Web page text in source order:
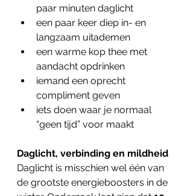
paar minuten daglicht
een paar keer diep in- en
langzaam uitademen
een warme kop thee met
aandacht opdrinken
iemand een oprecht
compliment geven
iets doen waar je normaal
“geen tijd” voor maakt
Daglicht, verbinding en mildheid
Daglicht is misschien wel één van
de grootste energieboosters in de